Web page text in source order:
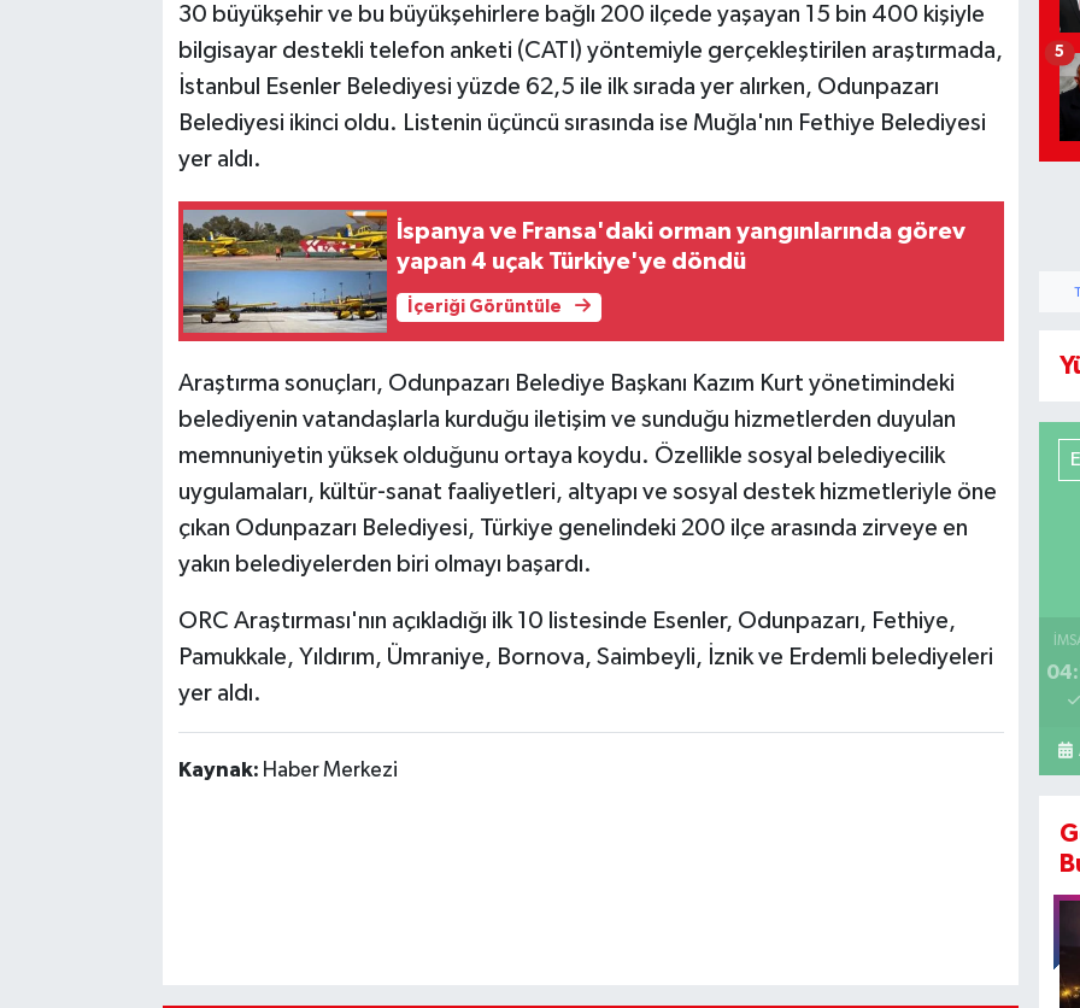
30 büyükşehir ve bu büyükşehirlere bağlı 200 ilçede yaşayan 15 bin 400 kişiyle
bilgisayar destekli telefon anketi (CATI) yöntemiyle gerçekleştirilen araştırmada,
İstanbul Esenler Belediyesi yüzde 62,5 ile ilk sırada yer alırken, Odunpazarı
Belediyesi ikinci oldu. Listenin üçüncü sırasında ise Muğla'nın Fethiye Belediyesi
yer aldı.
İspanya ve Fransa'daki orman yangınlarında görev
yapan 4 uçak Türkiye'ye döndü
İçeriği Görüntüle
Araştırma sonuçları, Odunpazarı Belediye Başkanı Kazım Kurt yönetimindeki
belediyenin vatandaşlarla kurduğu iletişim ve sunduğu hizmetlerden duyulan
memnuniyetin yüksek olduğunu ortaya koydu. Özellikle sosyal belediyecilik
uygulamaları, kültür-sanat faaliyetleri, altyapı ve sosyal destek hizmetleriyle öne
çıkan Odunpazarı Belediyesi, Türkiye genelindeki 200 ilçe arasında zirveye en
yakın belediyelerden biri olmayı başardı.
ORC Araştırması'nın açıkladığı ilk 10 listesinde Esenler, Odunpazarı, Fethiye,
Pamukkale, Yıldırım, Ümraniye, Bornova, Saimbeyli, İznik ve Erdemli belediyeleri
yer aldı.
Kaynak: Haber Merkezi
5